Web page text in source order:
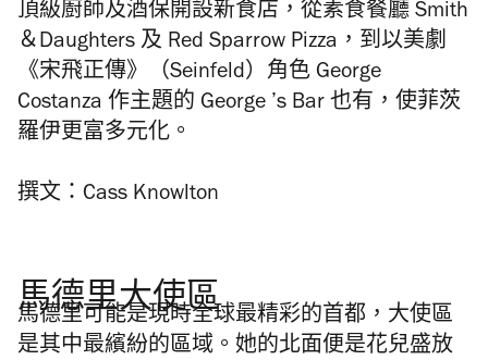
頂級廚師及酒保開設新食店，從素食餐廳 Smith
＆Daughters 及 Red Sparrow Pizza，到以美劇
《宋飛正傳》（Seinfeld）角色 George
Costanza 作主題的 George ’s Bar 也有，使菲茨
羅伊更富多元化。
撰文：Cass Knowlton
馬德里大使區
馬德里可能是現時全球最精彩的首都，大使區
是其中最繽紛的區域。她的北面便是花兒盛放